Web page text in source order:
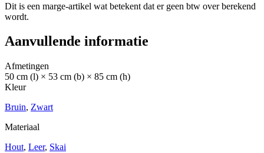
Dit is een marge-artikel wat betekent dat er geen btw over berekend
wordt.
Aanvullende informatie
Afmetingen
50 cm (l) × 53 cm (b) × 85 cm (h)
Kleur
Bruin, Zwart
Materiaal
Hout, Leer, Skai